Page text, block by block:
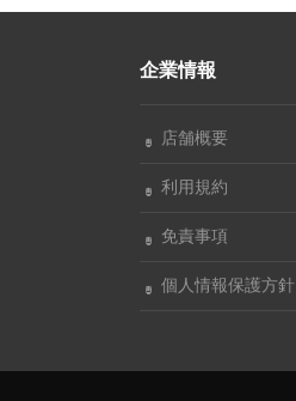
企業情報
店舗概要
利用規約
免責事項
個人情報保護方針